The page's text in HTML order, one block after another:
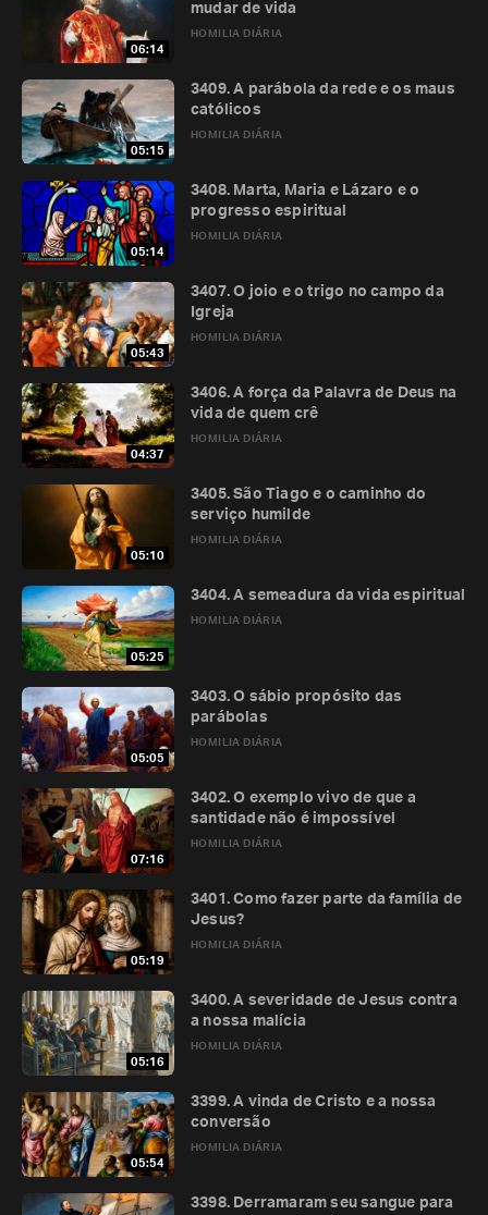
06:14
HOMILIA DIÁRIA
mudar de vida
05:15
HOMILIA DIÁRIA
3409. A parábola da rede e os maus
católicos
05:14
HOMILIA DIÁRIA
3408. Marta, Maria e Lázaro e o
progresso espiritual
05:43
HOMILIA DIÁRIA
3407. O joio e o trigo no campo da
Igreja
04:37
HOMILIA DIÁRIA
3406. A força da Palavra de Deus na
vida de quem crê
05:10
HOMILIA DIÁRIA
3405. São Tiago e o caminho do
serviço humilde
05:25
HOMILIA DIÁRIA
3404. A semeadura da vida espiritual
05:05
HOMILIA DIÁRIA
3403. O sábio propósito das
parábolas
07:16
HOMILIA DIÁRIA
3402. O exemplo vivo de que a
santidade não é impossível
05:19
HOMILIA DIÁRIA
3401. Como fazer parte da família de
Jesus?
05:16
HOMILIA DIÁRIA
3400. A severidade de Jesus contra
a nossa malícia
05:54
HOMILIA DIÁRIA
3399. A vinda de Cristo e a nossa
conversão
3398. Derramaram seu sangue para